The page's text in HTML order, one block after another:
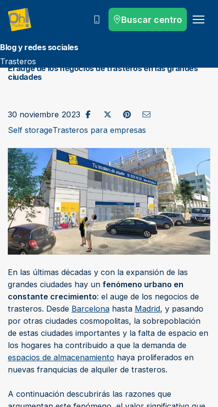
LlámanosBuscar centro
Blog y redes sociales
Trasteros
El auge de los negocios de trasteros en las grandes
ciudades
30 noviembre 2023Compartir en Facebook
Publicar en X / Twitter
Compartir en Pinterest
Enviar como correo
Self storageTrasteros para empresas
En las últimas décadas y con la expansión de las
grandes ciudades hay un fenómeno urbano en
constante crecimiento: el auge de los negocios de
trasteros. Desde Barcelona hasta Madrid, y pasando
por otras ciudades cosmopolitas, la sobrepoblación
de estas ciudades importantes y la falta de espacio en
los hogares ha contribuido a que la demanda de
espacios de almacenamiento haya proliferados en
nuevas franquicias de alquiler de trasteros.
A continuación descubrirás las razones que